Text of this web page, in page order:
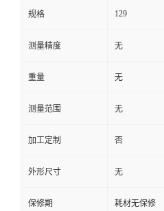
规格 129
测量精度 无
重量 无
测量范围 无
加工定制 否
外形尺寸 无
保修期 耗材无保修